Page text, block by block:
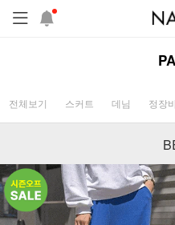
전체보기 스커트 데님 정장